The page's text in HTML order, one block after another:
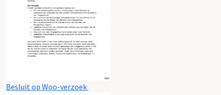
Besluit op Woo-verzoek